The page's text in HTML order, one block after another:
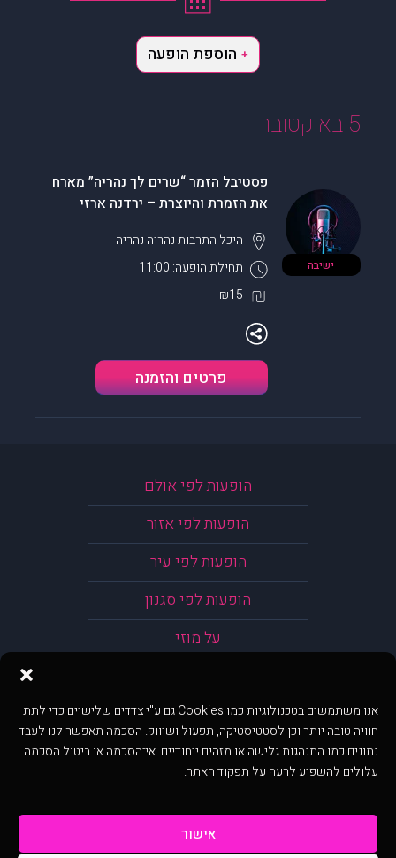
אנו משתמשים בטכנולוגיות כמו Cookies גם ע"י צדדים שלישיים כדי לתת
חוויה טובה יותר וכן לסטטיסטיקה, תפעול ושיווק. הסכמה תאפשר לנו לעבד
נתונים כמו התנהגות גלישה או מזהים ייחודיים. אי־הסכמה או ביטול הסכמה
עלולים להשפיע לרעה על תפקוד האתר.
אישור
+ הוספת הופעה
5 באוקטובר
ישיבה
פסטיבל הזמר “שרים לך נהריה” מארח
את הזמרת והיוצרת – ירדנה ארזי
תחילת הופעה: 11:00
היכל התרבות נהריה נהריה
₪15
פרטים והזמנה
הופעות לפי אולם
הופעות לפי אזור
הופעות לפי עיר
הופעות לפי סגנון
על מוזי